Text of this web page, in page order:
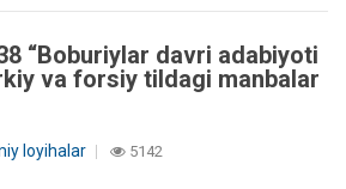
“Boburiylar davri adabiyoti
va forsiy tildagi manbalar
loyihalar 5142